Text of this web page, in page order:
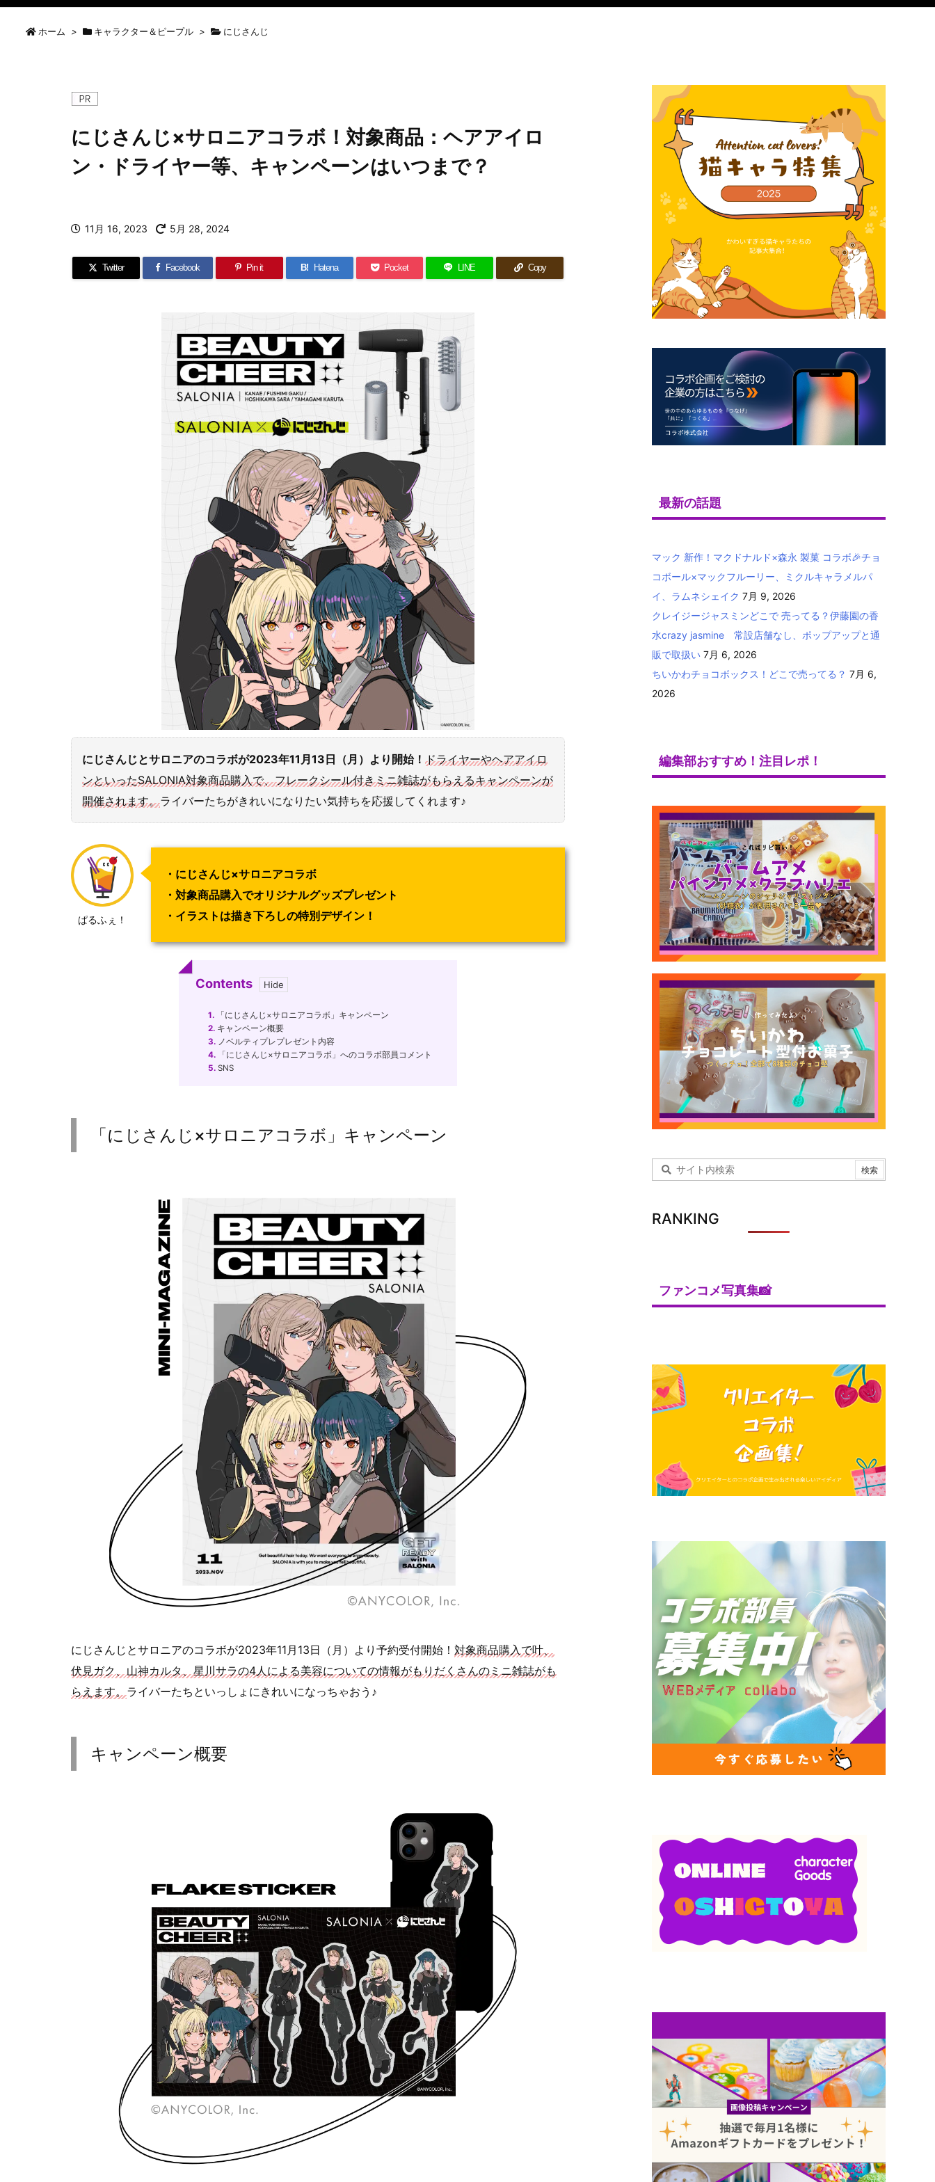
ホーム > キャラクター＆ピープル > にじさんじ
にじさんじ×サロニアコラボ！対象商品：ヘアアイロ
ン・ドライヤー等、キャンペーンはいつまで？
11月 16, 2023 5月 28, 2024
Twitter Facebook Pin it B! Hatena Pocket LINE Copy
にじさんじとサロニアのコラボが2023年11月13日（月）より開始！ ドライヤーやヘアアイロ
ンといったSALONIA対象商品購入で、フレークシール付きミニ雑誌がもらえるキャンペーンが
開催されます。ライバーたちがきれいになりたい気持ちを応援してくれます♪
ぱるふぇ！
・にじさんじ×サロニアコラボ
・対象商品購入でオリジナルグッズプレゼント
・イラストは描き下ろしの特別デザイン！
Contents
1. 「にじさんじ×サロニアコラボ」キャンペーン
2. キャンペーン概要
3. ノベルティプレプレゼント内容
4. 「にじさんじ×サロニアコラボ」へのコラボ部員コメント
5. SNS
「にじさんじ×サロニアコラボ」キャンペーン
にじさんじとサロニアのコラボが2023年11月13日（月）より予約受付開始！ 対象商品購入で叶、
伏見ガク、山神カルタ、星川サラの4人による美容についての情報がもりだくさんのミニ雑誌がも
らえます。ライバーたちといっしょにきれいになっちゃおう♪
キャンペーン概要
最新の話題
マック 新作！マクドナルド×森永 製菓 コラボ🎉チョ
コボール×マックフルーリー、ミクルキャラメルパ
イ、ラムネシェイク 7月 9, 2026
クレイジージャスミンどこで 売ってる？伊藤園の香
水crazy jasmine 常設店舗なし、ポップアップと通
販で取扱い 7月 6, 2026
ちいかわチョコボックス！どこで売ってる？ 7月 6,
2026
編集部おすすめ！注目レポ！
RANKING
ファンコメ写真集📸